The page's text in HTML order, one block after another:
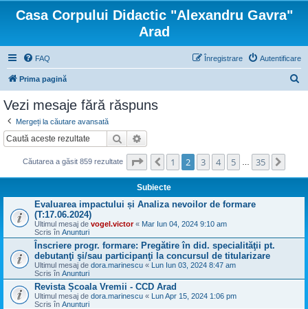
Casa Corpului Didactic "Alexandru Gavra"
Arad
FAQ Autentificare
Înregistrare
Prima pagină
e
Vezi mesaje fără răspuns
Mergeți la căutare avansată
Căutare
Căutarea a găsit 859 rezultate Pagina2 din 35
Anterior
1 2 3 4 5 35
Subiecte
Evaluarea impactului și Analiza nevoilor de formare
(T:17.06.2024)
Ultimul mesaj de vogel.victor« Mar Iun 04, 2024 9:10 am
Scris în Anunturi
Înscriere progr. formare: Pregătire în did. specialităţii pt.
debutanţi şi/sau participanţi la concursul de titularizare
Ultimul mesaj de dora.marinescu « Lun Iun 03, 2024 8:47 am
Scris în Anunturi
Revista Școala Vremii - CCD Arad
Ultimul mesaj de dora.marinescu « Lun Apr 15, 2024 1:06 pm
Scris în Anunturi